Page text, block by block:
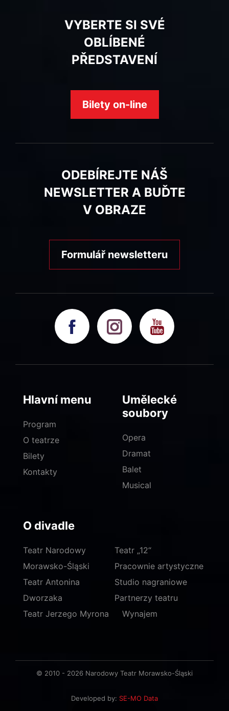
VYBERTE SI SVÉ
OBLÍBENÉ
PŘEDSTAVENÍ
Bilety on-line
ODEBÍREJTE NÁŠ
NEWSLETTER A BUĎTE
V OBRAZE
Formulář newsletteru
Hlavní menu
Program
O teatrze
Bilety
Kontakty
Umělecké
soubory
Opera
Dramat
Balet
Musical
O divadle
Teatr Narodowy
Morawsko-Śląski
Teatr Antonina
Dworzaka
Teatr Jerzego Myrona
Teatr „12“
Pracownie artystyczne
Studio nagraniowe
Partnerzy teatru
Wynajem
© 2010 - 2026 Narodowy Teatr Morawsko-Śląski
Developed by: SE-MO Data